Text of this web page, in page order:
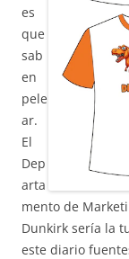
es
que
sab
en
pele
ar.
El
Dep
arta
mento de
Dunkirk sería la
este diario